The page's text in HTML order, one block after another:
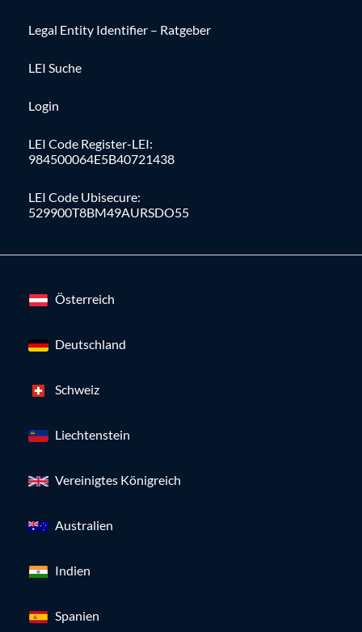
Legal Entity Identifier – Ratgeber
LEI Suche
Login
LEI Code Register-LEI:
984500064E5B40721438
LEI Code Ubisecure:
529900T8BM49AURSDO55
Österreich
Deutschland
Schweiz
Liechtenstein
Vereinigtes Königreich
Australien
Indien
Spanien